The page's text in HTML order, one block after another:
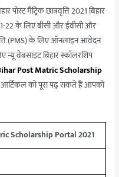
पोस्ट मैट्रिक छात्रवृत्ति 2021 बिहार
22 के लिए बीसी और ईवीसी और
(PMS) के लिए ऑनलाइन आवेदन
न्यू वेबसाइट बिहार स्कॉलरशिप
Post Matric Scholarship
आर्टिकल को पूरा पढ़ सकते हैं आपको
Scholarship Portal 2021